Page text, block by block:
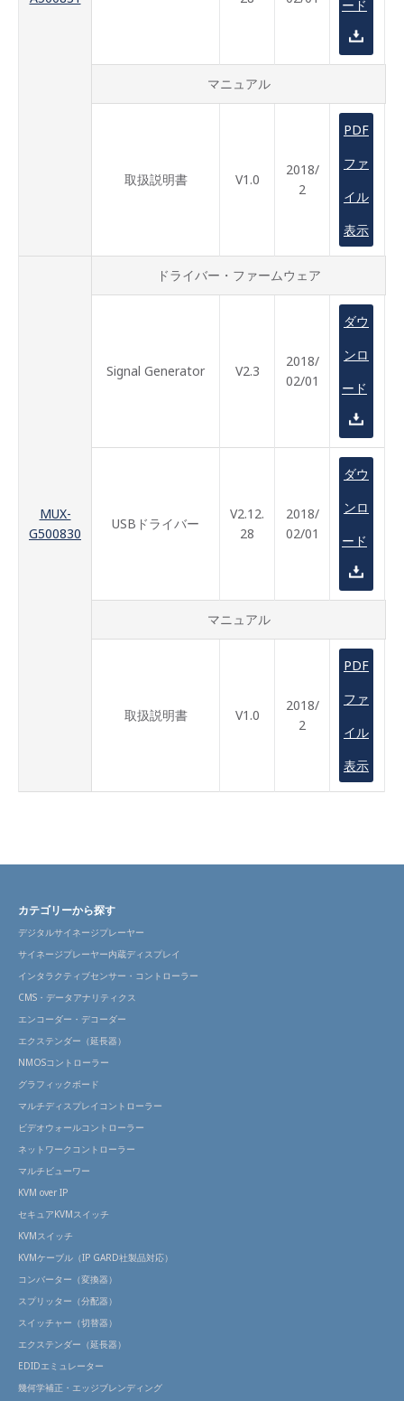
ード
マニュアル
取扱説明書 V1.0
2018/
2
PDF
ファ
イル
表示
MUX-
G500830
ドライバー・ファームウェア
Signal Generator V2.3
2018/
02/01
ダウ
ンロ
ード
USBドライバー
V2.12.
28
2018/
02/01
ダウ
ンロ
ード
マニュアル
取扱説明書 V1.0
2018/
2
PDF
ファ
イル
表示
カテゴリーから探す
デジタルサイネージプレーヤー
サイネージプレーヤー内蔵ディスプレイ
インタラクティブセンサー・コントローラー
CMS・データアナリティクス
エンコーダー・デコーダー
エクステンダー（延長器）
NMOSコントローラー
グラフィックボード
マルチディスプレイコントローラー
ビデオウォールコントローラー
ネットワークコントローラー
マルチビューワー
KVM over IP
セキュアKVMスイッチ
KVMスイッチ
KVMケーブル（IP GARD社製品対応）
コンバーター（変換器）
スプリッター（分配器）
スイッチャー（切替器）
エクステンダー（延長器）
EDIDエミュレーター
幾何学補正・エッジブレンディング